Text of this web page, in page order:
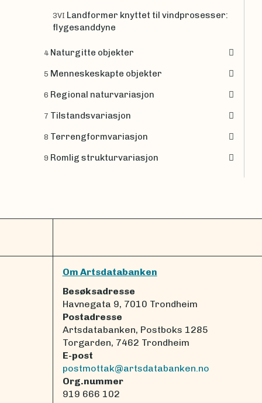
3VI Landformer knyttet til vindprosesser:
flygesanddyne
4 Naturgitte objekter
5 Menneskeskapte objekter
6 Regional naturvariasjon
7 Tilstandsvariasjon
8 Terrengformvariasjon
9 Romlig strukturvariasjon
Om Artsdatabanken
Besøksadresse
Havnegata 9, 7010 Trondheim
Postadresse
Artsdatabanken, Postboks 1285
Torgarden, 7462 Trondheim
E-post
postmottak@artsdatabanken.no
Org.nummer
919 666 102